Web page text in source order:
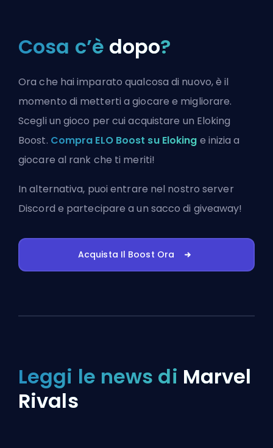
Cosa c’è dopo?
Ora che hai imparato qualcosa di nuovo, è il
momento di metterti a giocare e migliorare.
Scegli un gioco per cui acquistare un Eloking
Boost. Compra ELO Boost su Eloking e inizia a
giocare al rank che ti meriti!
In alternativa, puoientrare nel nostro server
Discord e partecipare a un sacco di giveaway!
Acquista Il Boost Ora
Leggi le news di Marvel
Rivals